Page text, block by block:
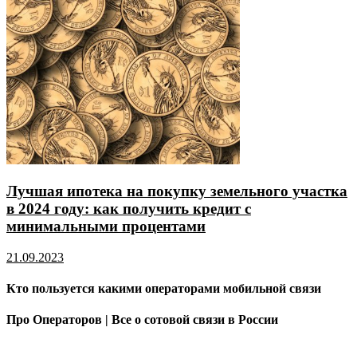
Лучшая ипотека на покупку земельного участка
в 2024 году: как получить кредит с
минимальными процентами
21.09.2023
Кто пользуется какими операторами мобильной связи
Про Операторов | Все о сотовой связи в России